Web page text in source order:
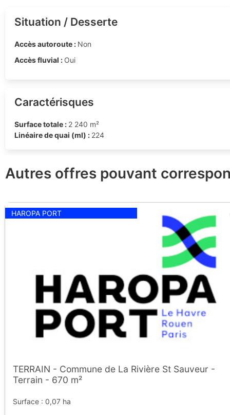
Situation / Desserte
Accès autoroute : Non
Accès fluvial : Oui
Caractérisques
Surface totale : 2 240 m²
Linéaire de quai (ml) : 224
Autres offres pouvant
HAROPA PORT
TERRAIN - Commune de La Rivière St Sauveur -
Terrain - 670 m²
Surface : 0,07 ha